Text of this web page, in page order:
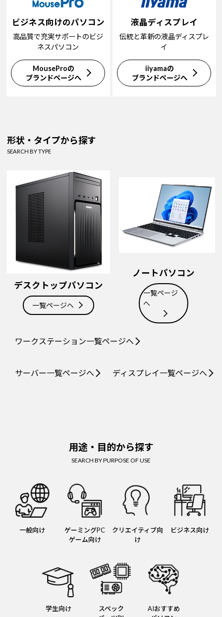
ビジネス向けのパソコン
高品質で充実サポートのビジ
ネスパソコン
MouseProの
ブランドページへ
液晶ディスプレイ
伝統と革新の液晶ディスプレ
イ
iiyamaの
ブランドページへ
形状・タイプから探す
SEARCH BY TYPE
デスクトップパソコン
一覧ページへ
ノートパソコン
一覧ページ
へ
ワークステーション一覧ページへ
サーバー一覧ページへ ディスプレイ一覧ページへ
用途・目的から探す
SEARCH BY PURPOSE OF USE
一般向け
ゲーミングPC
ゲーム向け
クリエイティブ向
け
ビジネス向け
学生向け
スペック
AIおすすめ